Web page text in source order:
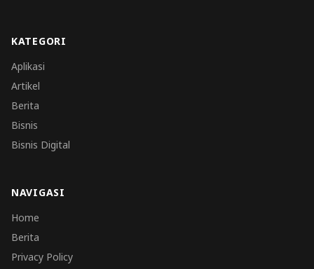
KATEGORI
Aplikasi
Artikel
Berita
Bisnis
Bisnis Digital
NAVIGASI
Home
Berita
Privacy Policy